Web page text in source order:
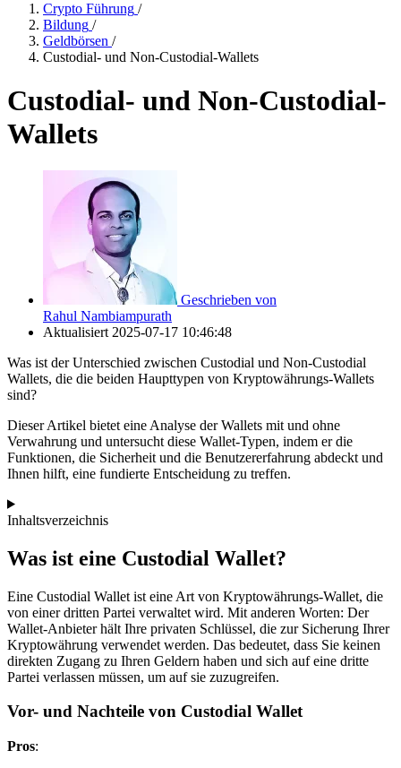
Crypto Führung /
Bildung /
Geldbörsen /
Custodial- und Non-Custodial-Wallets
Custodial- und Non-Custodial-
Wallets
Geschrieben von
Rahul Nambiampurath
Aktualisiert 2025-07-17 10:46:48
Was ist der Unterschied zwischen Custodial und Non-Custodial
Wallets, die die beiden Haupttypen von Kryptowährungs-Wallets
sind?
Dieser Artikel bietet eine Analyse der Wallets mit und ohne
Verwahrung und untersucht diese Wallet-Typen, indem er die
Funktionen, die Sicherheit und die Benutzererfahrung abdeckt und
Ihnen hilft, eine fundierte Entscheidung zu treffen.
Inhaltsverzeichnis
Was ist eine Custodial Wallet?
Eine Custodial Wallet ist eine Art von Kryptowährungs-Wallet, die
von einer dritten Partei verwaltet wird. Mit anderen Worten: Der
Wallet-Anbieter hält Ihre privaten Schlüssel, die zur Sicherung Ihrer
Kryptowährung verwendet werden. Das bedeutet, dass Sie keinen
direkten Zugang zu Ihren Geldern haben und sich auf eine dritte
Partei verlassen müssen, um auf sie zuzugreifen.
Vor- und Nachteile von Custodial Wallet
Pros: